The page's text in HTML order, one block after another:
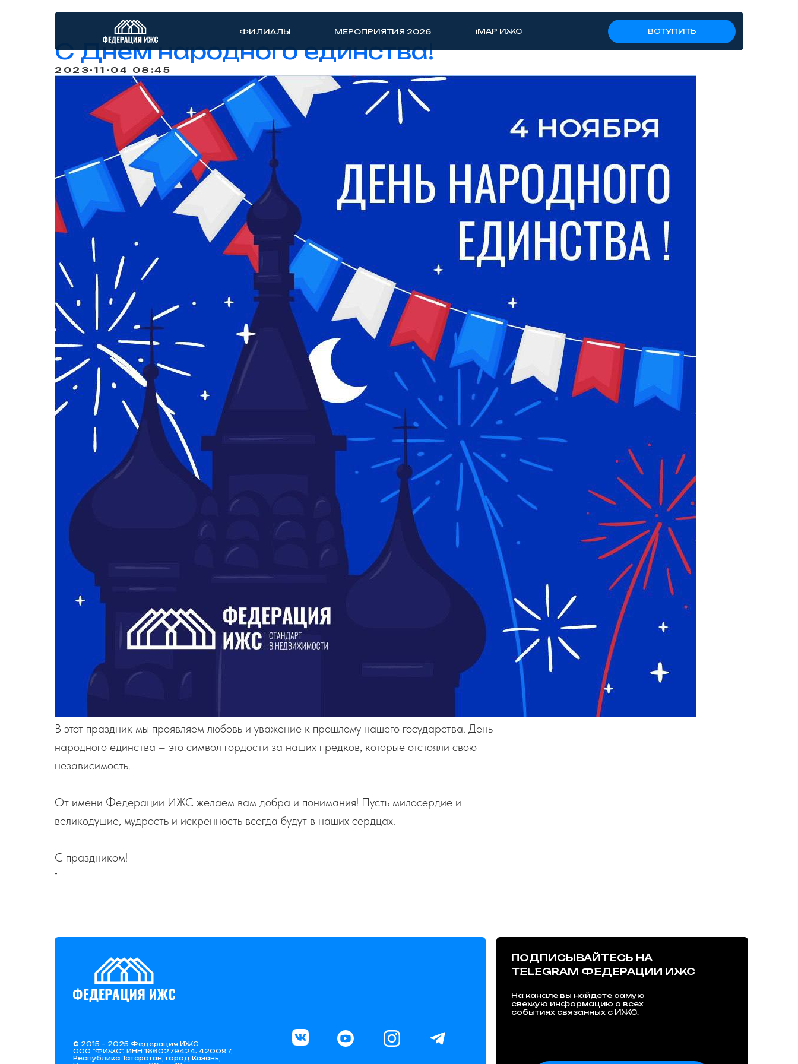
iMAP ИЖС
МЕРОПРИЯТИЯ 2026
ФИЛИАЛЫ ВСТУПИТЬ
С Днем народного единства!
2023-11-04 08:45
В этот праздник мы проявляем любовь и уважение к прошлому нашего государства. День
народного единства – это символ гордости за наших предков, которые отстояли свою
независимость.
От имени Федерации ИЖС желаем вам добра и понимания! Пусть милосердие и
великодушие, мудрость и искренность всегда будут в наших сердцах.
С праздником!
-
На канале вы найдете самую
свежую информацию о всех
событиях связанных с ИЖС.
ПОДПИСЫВАЙТЕСЬ НА
TELEGRAM ФЕДЕРАЦИИ ИЖС
© 2015 – 2025 Федерация ИЖС
ООО "ФИЖС". ИНН 1660279424. 420097,
Республика Татарстан, город Казань,